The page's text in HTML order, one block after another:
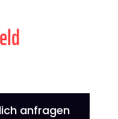
anfragen